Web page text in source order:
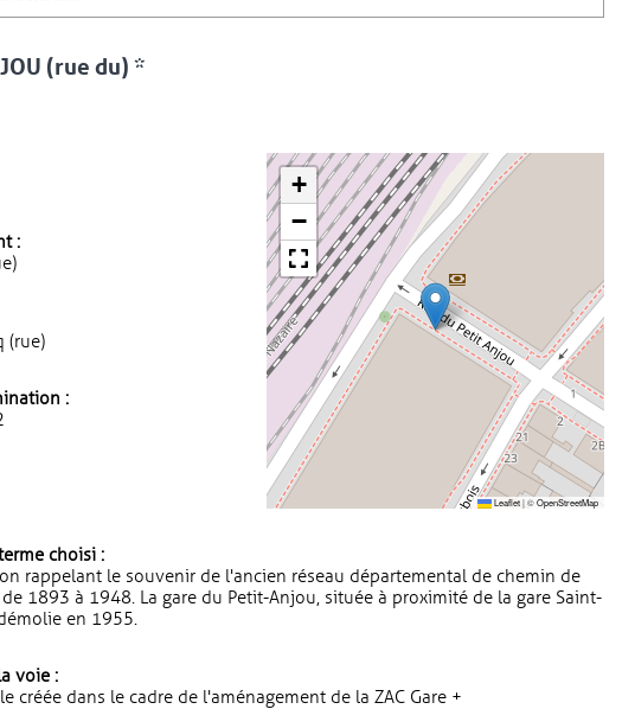
(rue du) *
:
(rue)
:
+
−
Leaflet|©OpenStreetMap
choisi :
rappelant le souvenir de l'ancien réseau départemental de chemin de
1893 à 1948. La gare du Petit-Anjou, située à proximité de la gare Saint-
en 1955.
voie :
créée dans le cadre de l'aménagement de la ZAC Gare +